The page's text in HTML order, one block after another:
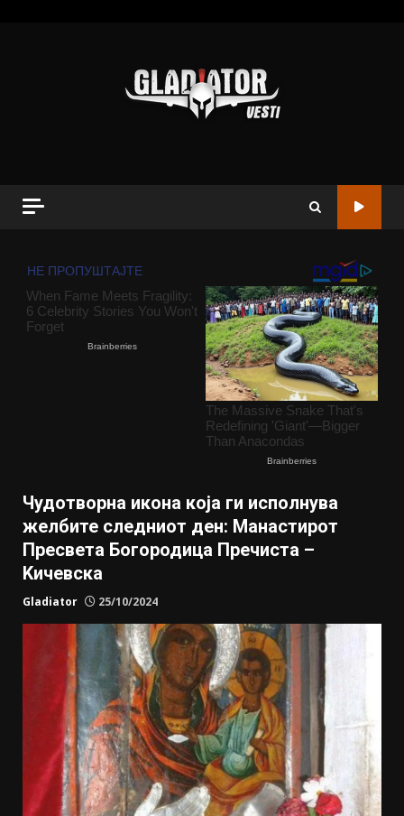
Чудотворна икона која ги исполнува
желбите следниот ден: Манастирот
Пресвета Богородица Пречиста –
Kичевска
Gladiator 25/10/2024